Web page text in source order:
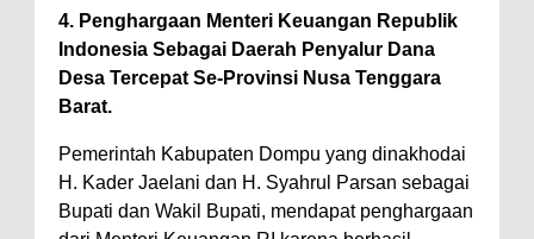
4. Penghargaan Menteri Keuangan Republik
Indonesia Sebagai Daerah Penyalur Dana
Desa Tercepat Se-Provinsi Nusa Tenggara
Barat.
Pemerintah Kabupaten Dompu yang dinakhodai
H. Kader Jaelani dan H. Syahrul Parsan sebagai
Bupati dan Wakil Bupati, mendapat penghargaan